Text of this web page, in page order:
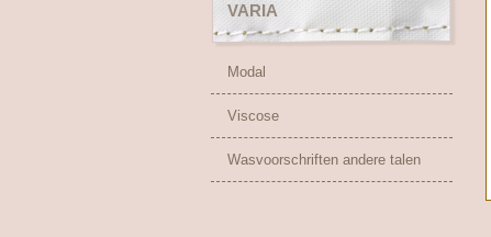
VARIA
Modal
Viscose
Wasvoorschriften andere talen